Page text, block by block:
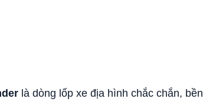
là dòng lốp xe địa hình chắc chắn,